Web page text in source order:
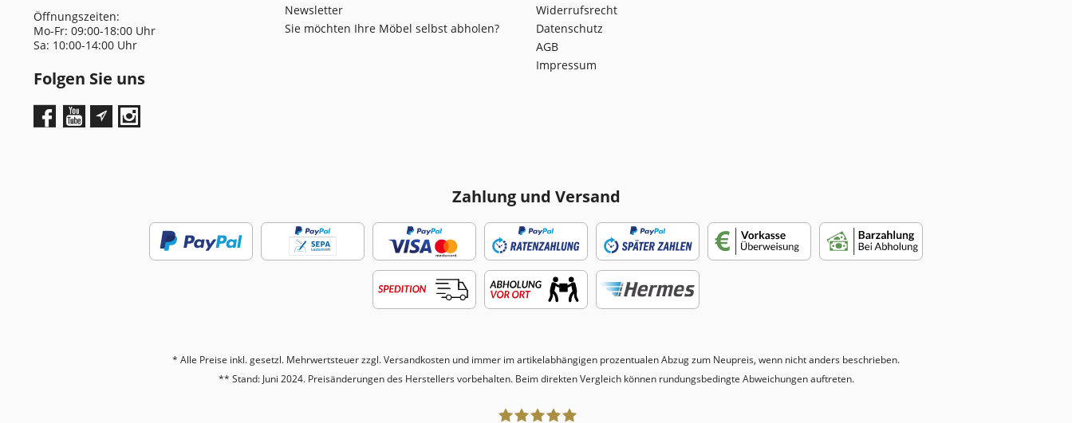
Öffnungszeiten:
Mo-Fr: 09:00-18:00 Uhr
Sa: 10:00-14:00 Uhr
Folgen Sie uns
Newsletter
Sie möchten Ihre Möbel selbst abholen?
Widerrufsrecht
Datenschutz
AGB
Impressum
Zahlung und Versand
* Alle Preise inkl. gesetzl. Mehrwertsteuer zzgl.Versandkosten und immer im artikelabhängigen prozentualen Abzug zum Neupreis, wenn nicht anders beschrieben.
** Stand: Juni 2024. Preisänderungen des Herstellers vorbehalten. Beim direkten Vergleich können rundungsbedingte Abweichungen auftreten.